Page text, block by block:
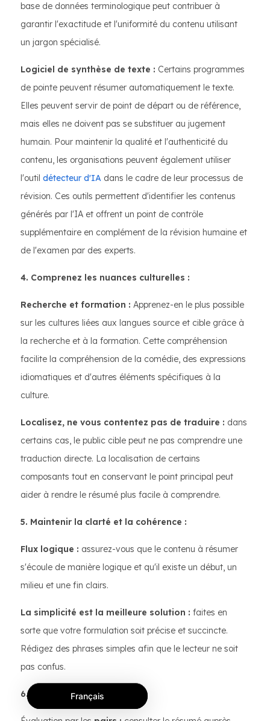
base de données terminologique peut contribuer à
garantir l'exactitude et l'uniformité du contenu utilisant
un jargon spécialisé.
Logiciel de synthèse de texte : Certains programmes
de pointe peuvent résumer automatiquement le texte.
Elles peuvent servir de point de départ ou de référence,
mais elles ne doivent pas se substituer au jugement
humain. Pour maintenir la qualité et l'authenticité du
contenu, les organisations peuvent également utiliser
l'outil détecteur d'IA dans le cadre de leur processus de
révision. Ces outils permettent d'identifier les contenus
générés par l'IA et offrent un point de contrôle
supplémentaire en complément de la révision humaine et
de l'examen par des experts.
4. Comprenez les nuances culturelles :
Recherche et formation : Apprenez-en le plus possible
sur les cultures liées aux langues source et cible grâce à
la recherche et à la formation. Cette compréhension
facilite la compréhension de la comédie, des expressions
idiomatiques et d'autres éléments spécifiques à la
culture.
Localisez, ne vous contentez pas de traduire : dans
certains cas, le public cible peut ne pas comprendre une
traduction directe. La localisation de certains
composants tout en conservant le point principal peut
aider à rendre le résumé plus facile à comprendre.
5. Maintenir la clarté et la cohérence :
Flux logique : assurez-vous que le contenu à résumer
s'écoule de manière logique et qu'il existe un début, un
milieu et une fin clairs.
La simplicité est la meilleure solution : faites en
sorte que votre formulation soit précise et succincte.
Rédigez des phrases simples afin que le lecteur ne soit
pas confus.
6. Feedback et évaluation :
Français